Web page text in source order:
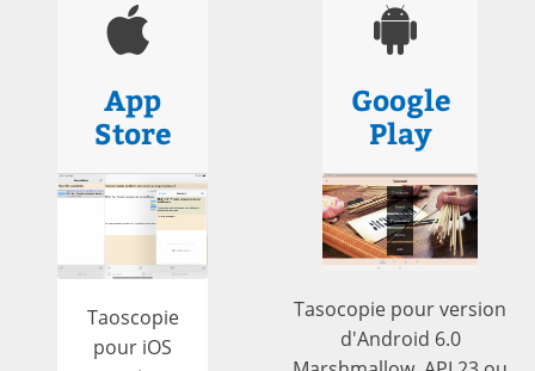
App
Store
Taoscopie
pour iOS
Google
Play
Tasocopie pour version
d'Android 6.0